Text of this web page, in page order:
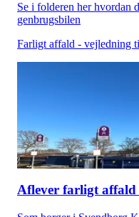
Se i folderen her hvordan
genbrugsbilen
Farligt affald - vejledning
Aflever farligt affald